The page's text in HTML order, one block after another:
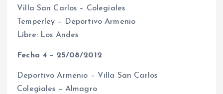
Villa San Carlos – Colegiales
Temperley – Deportivo Armenio
Libre: Los Andes
Fecha 4 – 25/08/2012
Deportivo Armenio – Villa San Carlos
Colegiales – Almagro